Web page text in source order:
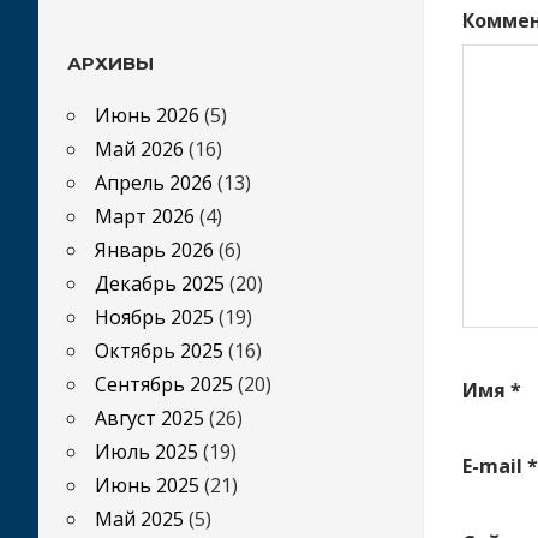
Имя *
E-mail *
АРХИВЫ
Июнь 2026 (5)
Май 2026 (16)
Апрель 2026 (13)
Март 2026 (4)
Январь 2026 (6)
Декабрь 2025 (20)
Ноябрь 2025 (19)
Октябрь 2025 (16)
Сентябрь 2025 (20)
Август 2025 (26)
Июль 2025 (19)
Июнь 2025 (21)
Май 2025 (5)